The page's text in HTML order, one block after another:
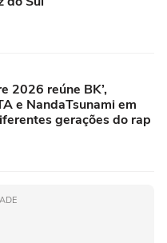
2026 reúne BK’,
e NandaTsunami em
gerações do rap